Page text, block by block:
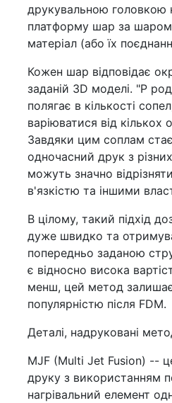
друкувальною головкою
платформу шар за шаром
матеріал (або їх
Кожен шар відповідає
заданій 3D моделі. "Р
полягає в кількості
варіюватися від
Завдяки цим соплам
одночасний друк з різних
можуть значно
в'язкістю та іншими
В цілому, такий підхід
дуже швидко та
попередньо заданою
є відносно висока
менш, цей метод
популярністю після FDM.
Деталі, надруковані
MJF (Multi Jet Fusion) --
друку з використанням
нагрівальний елемент